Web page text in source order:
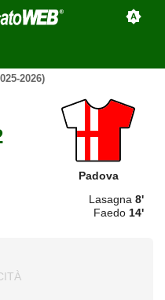
2026)
Padova
Lasagna 8'
Faedo 14'